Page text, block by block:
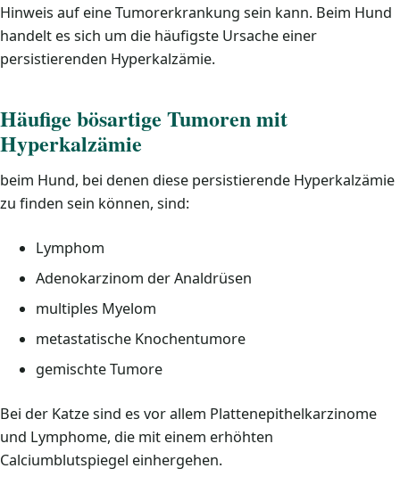
Hinweis auf eine Tumorerkrankung sein kann. Beim Hund
handelt es sich um die häufigste Ursache einer
persistierenden Hyperkalzämie.
Häufige bösartige Tumoren mit
Hyperkalzämie
beim Hund, bei denen diese persistierende Hyperkalzämie
zu finden sein können, sind:
Lymphom
Adenokarzinom der Analdrüsen
multiples Myelom
metastatische Knochentumore
gemischte Tumore
Bei der Katze sind es vor allem Plattenepithelkarzinome
und Lymphome, die mit einem erhöhten
Calciumblutspiegel einhergehen.